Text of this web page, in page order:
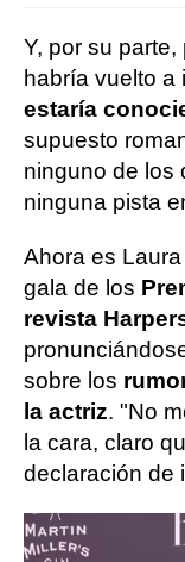
Y, por su
habría vuelto a
estaría
supuesto
ninguno de los
ninguna pista
Ahora es
gala de los
revista
sobre los
la actriz. "No
la cara, claro
declaración de